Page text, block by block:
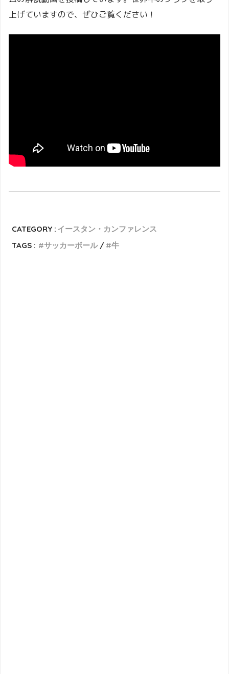
上げていますので、ぜひご覧ください！
CATEGORY : イースタン・カンファレンス
TAGS :
サッカーボール 牛